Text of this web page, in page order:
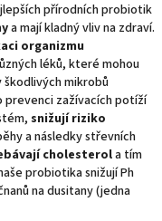
přírodních probiotik
a mají kladný vliv na zdraví.
organizmu
léků, které mohou
mikrobů
prevenci zažívacích potíží
snižují riziko
a následky střevních
cholesterola tím
probiotika snižují Ph
na dusitany (jedna